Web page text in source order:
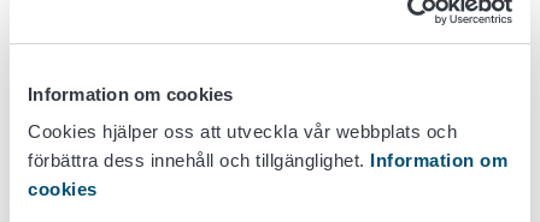
Information om cookies
Cookies hjälper oss att utveckla vår webbplats och
förbättra dess innehåll och tillgänglighet. Information om
cookies
Förutsättningar När utsäde marknadsförs från
Europeiska Unionens (EU) medlemsländer till Finland,
som finns upptagna i EU:s sortlista…
Växthälsa - import och export